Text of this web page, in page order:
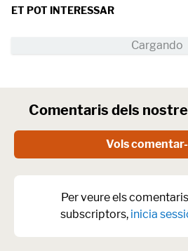
ET POT INTERESSAR
Comentaris dels
Vols
Per veure els
subscriptors, inicia